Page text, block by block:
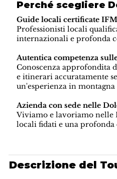
Perché scegliere
Guide locali certificate
Professionisti locali
internazionali e profonda
Autentica competenza
Conoscenza approfondita
e itinerari accuratamente
un'esperienza in
Azienda con sede nelle
Viviamo e lavoriamo
locali fidati e una
Descrizione del